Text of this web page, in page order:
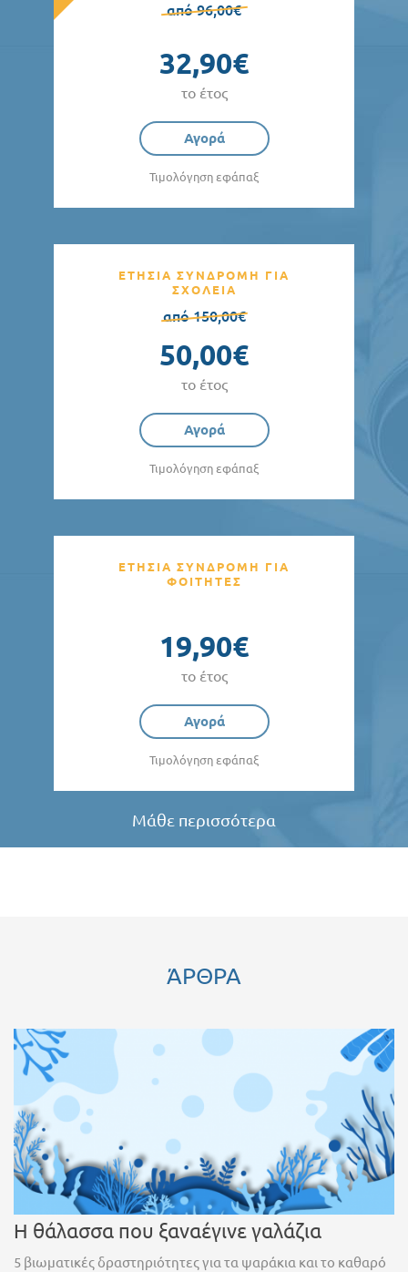
από 96,00€
32,90€
το έτος
Αγορά
Τιμολόγηση εφάπαξ
ΕΤΗΣΙΑ ΣΥΝΔΡΟΜΗ ΓΙΑ
ΣΧΟΛΕΙΑ
από 150,00€
50,00€
το έτος
Αγορά
Τιμολόγηση εφάπαξ
ΕΤΗΣΙΑ ΣΥΝΔΡΟΜΗ ΓΙΑ
ΦΟΙΤΗΤΕΣ
19,90€
το έτος
Αγορά
Τιμολόγηση εφάπαξ
Μάθε περισσότερα
ΆΡΘΡΑ
Η θάλασσα που ξαναέγινε γαλάζια
5 βιωματικές δραστηριότητες για τα ψαράκια και το καθαρό